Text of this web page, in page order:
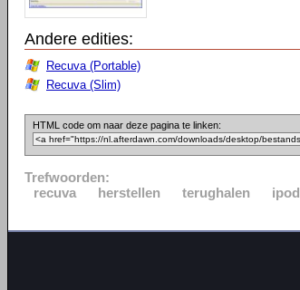
Andere edities:
Recuva (Portable)
Recuva (Slim)
HTML code om naar deze pagina te linken:
Trefwoorden:
recuva
herstellen terughalen ipod